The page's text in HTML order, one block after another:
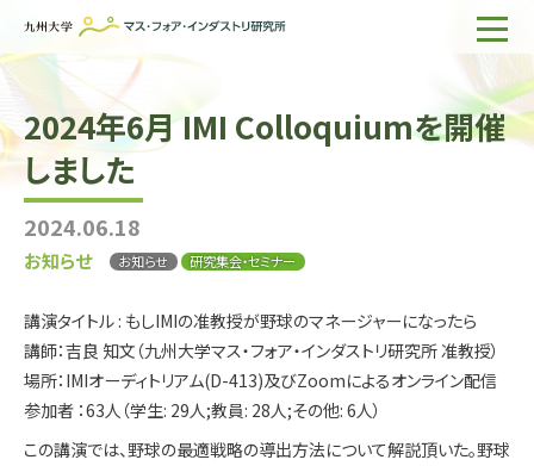
ホーム
IMIについて
組織・所員
研究活動
出版物一覧
2024年6月 IMI Colloquiumを開催
しました
2024.06.18
お知らせ お知らせ 研究集会・セミナー
講演タイトル : もしIMIの准教授が野球のマネージャーになったら
講師：吉良 知文（九州大学マス・フォア・インダストリ研究所 准教授）
場所：IMIオーディトリアム(D-413)及びZoomによるオンライン配信
参加者 ：63人（学生: 29人;教員: 28人;その他: 6人）
この講演では、野球の最適戦略の導出方法について解説頂いた。野球